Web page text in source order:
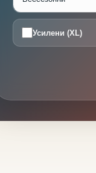
Усилени (XL)